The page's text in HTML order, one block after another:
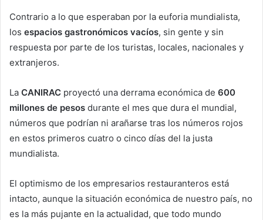
Contrario a lo que esperaban por la euforia mundialista,
los espacios gastronómicos vacíos, sin gente y sin
respuesta por parte de los turistas, locales, nacionales y
extranjeros.
La CANIRAC proyectó una derrama económica de 600
millones de pesos durante el mes que dura el mundial,
números que podrían ni arañarse tras los números rojos
en estos primeros cuatro o cinco días del la justa
mundialista.
El optimismo de los empresarios restauranteros está
intacto, aunque la situación económica de nuestro país, no
es la más pujante en la actualidad, que todo mundo